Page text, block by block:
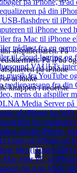
på iPhone,
på din
USB-flashdrev til
til iPhone
fra Mac til iPhone
trådløst fra en
til cloud-lagring
VAULTs
musik fra YouTube
tredjepartsapp fra din
mens du afspiller
Media Server
på iPhone fra
fra
på din iPhone,
tags på iPhone og
filer (iTunes-filer)
Mac eller PC til
fra App Store
afspillerbaren. På
På iPad og
på iPhone
at lukke
knappen i nederste